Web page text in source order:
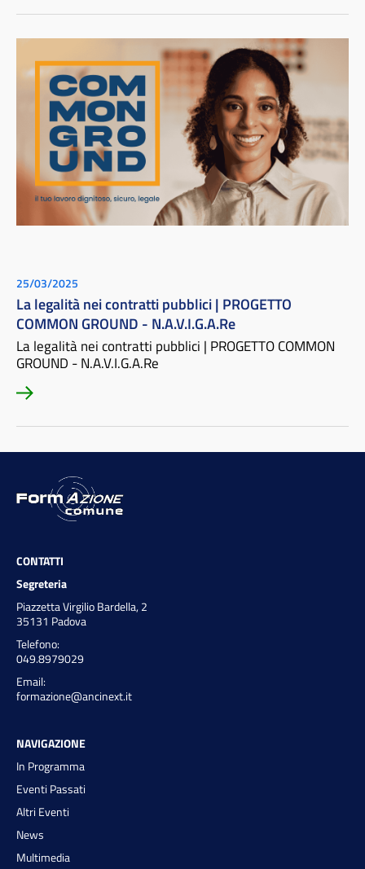
25/03/2025
La legalità nei contratti pubblici | PROGETTO
COMMON GROUND - N.A.V.I.G.A.Re
La legalità nei contratti pubblici | PROGETTO COMMON
GROUND - N.A.V.I.G.A.Re
CONTATTI
Segreteria
Piazzetta Virgilio Bardella, 2
35131 Padova
Telefono:
049.8979029
Email:
formazione@ancinext.it
NAVIGAZIONE
In Programma
Eventi Passati
Altri Eventi
News
Multimedia